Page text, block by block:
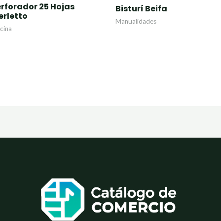
25 Hojas
Valorado
con
0
de
Bisturí Beifa
Manualidades